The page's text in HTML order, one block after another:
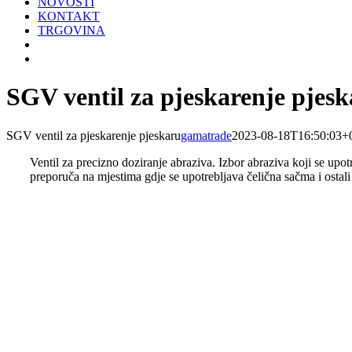
KONTAKT
TRGOVINA
SGV ventil za pjeskarenje
SGV ventil za pjeskarenje pjeskarugamatrade2023-08-
Ventil za precizno doziranje abraziva. Izbor abraziva koji se
preporuča na mjestima gdje se upotrebljava čelična sačma i